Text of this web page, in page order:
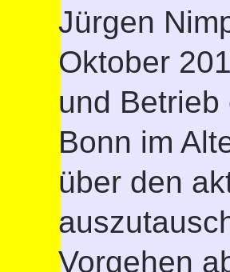
Jürgen
Oktober
und
Bonn im
über den
Vorgehen